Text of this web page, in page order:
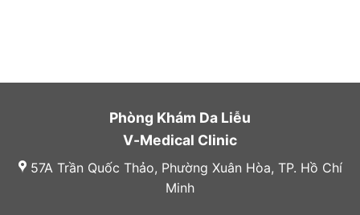
Phòng Khám Da Liễu
V-Medical Clinic
57A Trần Quốc Thảo, Phường Xuân Hòa, TP. Hồ Chí
Minh